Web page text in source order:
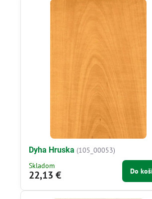
Dyha Hruska (105_00053)
Skladom
22,13 € Do